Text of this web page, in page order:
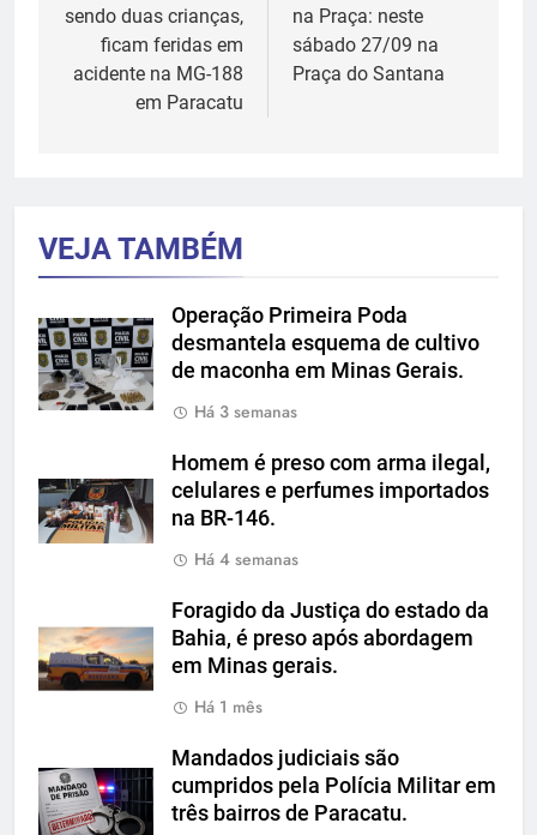
Post
sendo duas crianças,
ficam feridas em
acidente na MG-188
em Paracatu
na Praça: neste
sábado 27/09 na
Praça do Santana
VEJA TAMBÉM
Operação Primeira Poda
desmantela esquema de cultivo
de maconha em Minas Gerais.
Há 3 semanas
Homem é preso com arma ilegal,
celulares e perfumes importados
na BR-146.
Há 4 semanas
Foragido da Justiça do estado da
Bahia, é preso após abordagem
em Minas gerais.
Há 1 mês
Mandados judiciais são
cumpridos pela Polícia Militar em
três bairros de Paracatu.